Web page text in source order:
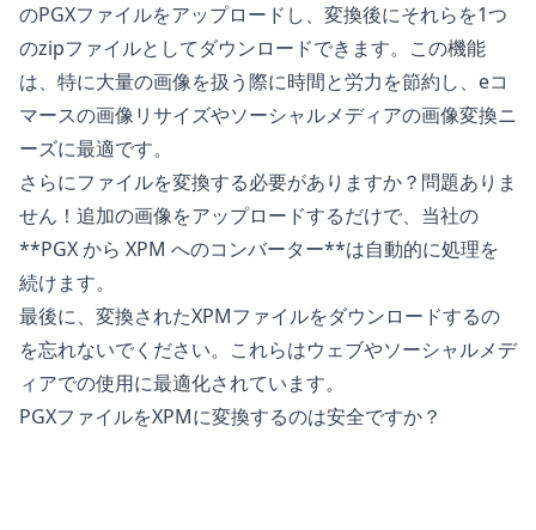
のPGXファイルをアップロードし、変換後にそれらを1つ
のzipファイルとしてダウンロードできます。この機能
は、特に大量の画像を扱う際に時間と労力を節約し、eコ
マースの画像リサイズやソーシャルメディアの画像変換ニ
ーズに最適です。
さらにファイルを変換する必要がありますか？問題ありま
せん！追加の画像をアップロードするだけで、当社の
**PGX から XPM へのコンバーター**は自動的に処理を
続けます。
最後に、変換されたXPMファイルをダウンロードするの
を忘れないでください。これらはウェブやソーシャルメデ
ィアでの使用に最適化されています。
PGXファイルをXPMに変換するのは安全ですか？